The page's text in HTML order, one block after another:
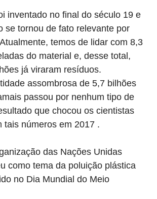
inventado no final do século 19 e
se tornou de fato relevante por
temos de lidar com 8,3
do material e, desse total,
já viraram resíduos.
assombrosa de 5,7 bilhões
passou por nenhum tipo de
que chocou os cientistas
tais números em 2017 .
das Nações Unidas
como tema da poluição plástica
no Dia Mundial do Meio